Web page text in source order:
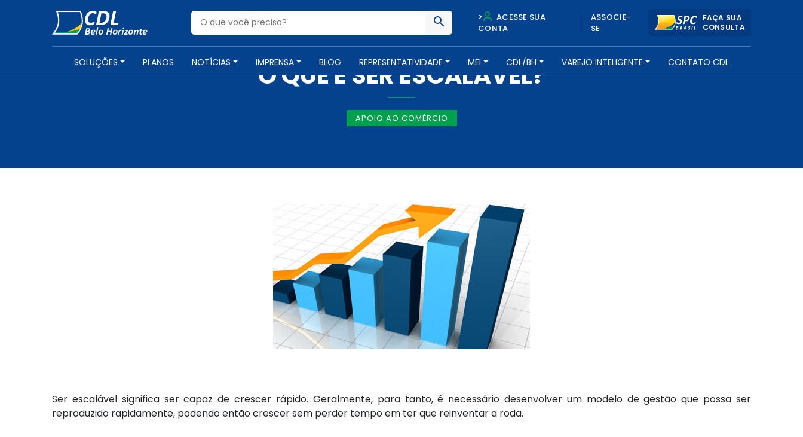
>
ACESSE SUA
CONTA
ASSOCIE-
SE
FAÇA SUA
CONSULTA
SOLUÇÕES PLANOS NOTÍCIAS IMPRENSA BLOG REPRESENTATIVIDADE MEI CDL/BH VAREJO INTELIGENTE CONTATO CDL
NOTÍCIAS -12 DE ABRIL DE 2017
O QUE É SER ESCALÁVEL?
APOIO AO COMÉRCIO
Ser escalável significa ser capaz de crescer rápido. Geralmente, para tanto, é necessário desenvolver um modelo de gestão que possa ser
reproduzido rapidamente, podendo então crescer sem perder tempo em ter que reinventar a roda.